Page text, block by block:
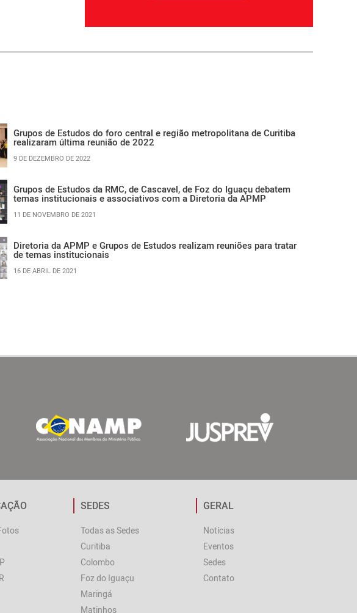
Grupos de Estudos do foro central e região metropolitana de Curitiba
realizaram última reunião de 2022
9 DE DEZEMBRO DE 2022
Grupos de Estudos da RMC, de Cascavel, de Foz do Iguaçu debatem
temas institucionais e associativos com a Diretoria da APMP
11 DE NOVEMBRO DE 2021
Diretoria da APMP e Grupos de Estudos realizam reuniões para tratar
de temas institucionais
16 DE ABRIL DE 2021
SEDES
Todas as Sedes
Curitiba
Colombo
Foz do Iguaçu
Maringá
Matinhos
GERAL
Notícias
Eventos
Sedes
Contato